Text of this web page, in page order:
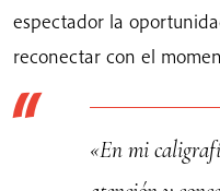
espectador la
reconectar con el
«En mi